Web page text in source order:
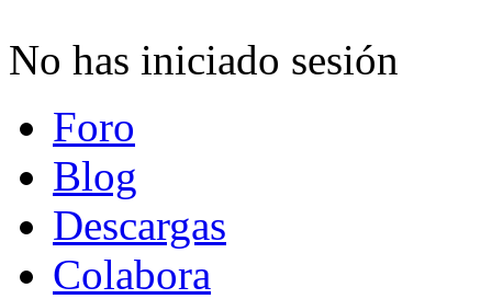
No has iniciado sesión
Foro
Blog
Descargas
Colabora